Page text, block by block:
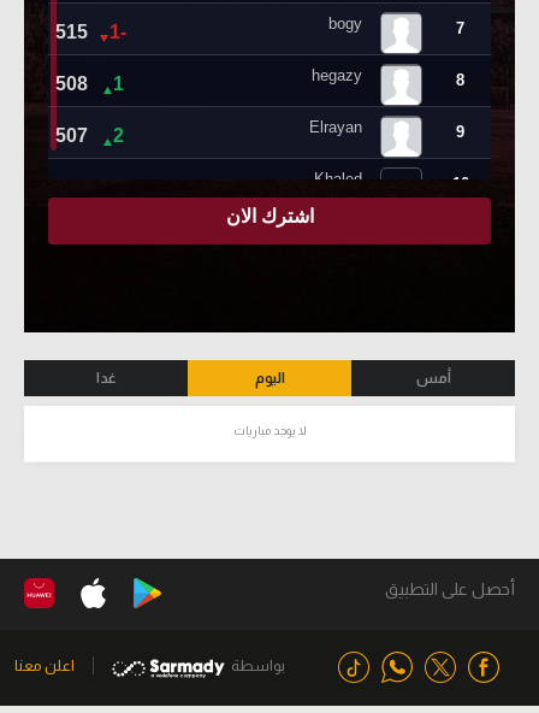
أمس اليوم غدا
لا يوجد مباريات
أحصل على التطبيق
بواسطة اعلن معنا